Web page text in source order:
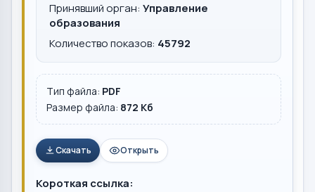
Принявший орган: Управление
образования
Количество показов: 45792
Тип файла: PDF
Размер файла: 872 Кб
Скачать Открыть
Короткая ссылка: